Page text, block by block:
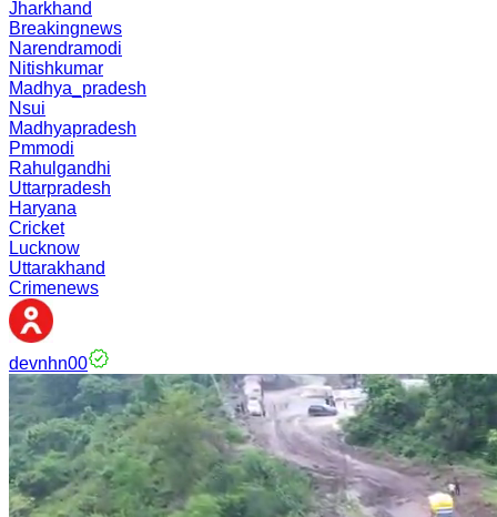
Jharkhand
Breakingnews
Narendramodi
Nitishkumar
Madhya_pradesh
Nsui
Madhyapradesh
Pmmodi
Rahulgandhi
Uttarpradesh
Haryana
Cricket
Lucknow
Uttarakhand
Crimenews
devnhn00